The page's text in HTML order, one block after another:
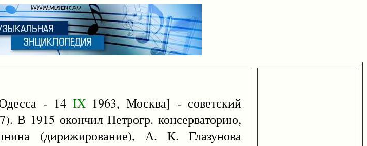
- 14 IX1963, Москва] - советский
В 1915 окончил Петрогр. консерваторию,
(дирижирование), А. К. Глазунова